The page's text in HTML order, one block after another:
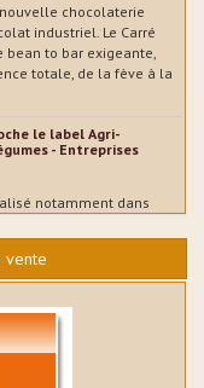
chocolaterie
industriel. Le Carré
bean to bar exigeante,
totale, de la fève à la
le label Agri-
- Entreprises
notamment dans
française Agri-
renforçant ainsi
restauration plus
pour la 6e
vente